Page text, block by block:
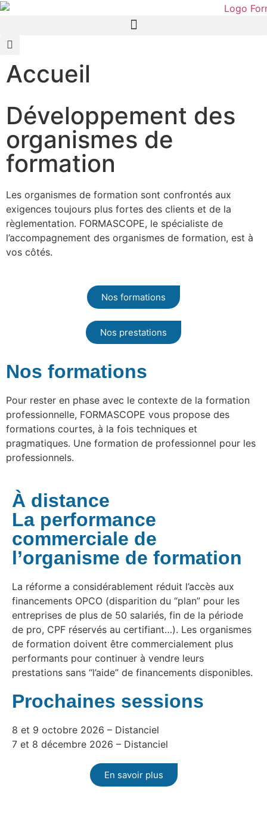
Accueil
Développement des
organismes de
formation
Les organismes de formation sont confrontés aux
exigences toujours plus fortes des clients et de la
règlementation. FORMASCOPE, le spécialiste de
l’accompagnement des organismes de formation, est à
vos côtés.
Nos formations
Nos prestations
Nos formations
Pour rester en phase avec le contexte de la formation
professionnelle, FORMASCOPE vous propose des
formations courtes, à la fois techniques et
pragmatiques. Une formation de professionnel pour les
professionnels.
À distance
La performance
commerciale de
l’organisme de formation
La réforme a considérablement réduit l’accès aux
financements OPCO (disparition du “plan” pour les
entreprises de plus de 50 salariés, fin de la période
de pro, CPF réservés au certifiant…). Les organismes
de formation doivent être commercialement plus
performants pour continuer à vendre leurs
prestations sans “l’aide” de financements disponibles.
Prochaines sessions
8 et 9 octobre 2026 – Distanciel
7 et 8 décembre 2026 – Distanciel
En savoir plus